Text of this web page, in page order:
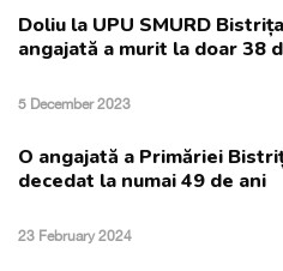
Doliu la UPU SMURD
angajată a murit la doar 38
5 December 2023
O angajată a Primăriei
decedat la numai 49 de ani
23 February 2024